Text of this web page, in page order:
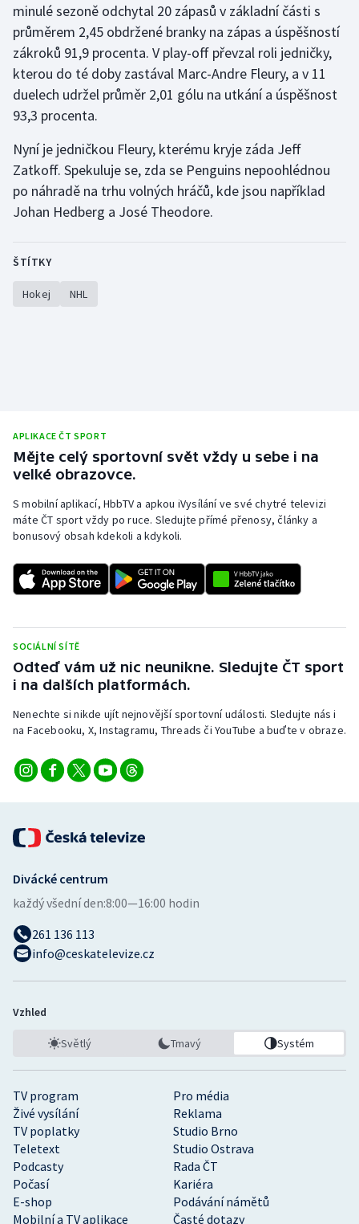
minulé sezoně odchytal 20 zápasů v základní části s
průměrem 2,45 obdržené branky na zápas a úspěšností
zákroků 91,9 procenta. V play-off převzal roli jedničky,
kterou do té doby zastával Marc-Andre Fleury, a v 11
duelech udržel průměr 2,01 gólu na utkání a úspěšnost
93,3 procenta.
Nyní je jedničkou Fleury, kterému kryje záda Jeff
Zatkoff. Spekuluje se, zda se Penguins nepoohlédnou
po náhradě na trhu volných hráčů, kde jsou například
Johan Hedberg a José Theodore.
ŠTÍTKY
Hokej NHL
APLIKACE ČT SPORT
Mějte celý sportovní svět vždy u sebe i na
velké obrazovce.
S mobilní aplikací, HbbTV a apkou iVysílání ve své chytré televizi
máte ČT sport vždy po ruce. Sledujte přímé přenosy, články a
bonusový obsah kdekoli a kdykoli.
SOCIÁLNÍ SÍTĚ
Odteď vám už nic neunikne. Sledujte ČT sport
i na dalších platformách.
Nenechte si nikde ujít nejnovější sportovní události. Sledujte nás i
na Facebooku, X, Instagramu, Threads či YouTube a buďte v obraze.
TV program
Pro média
Živé vysílání
Reklama
TV poplatky
Studio Brno
Teletext
Studio Ostrava
Podcasty
Rada ČT
Počasí
Kariéra
E-shop
Podávání námětů
Mobilní a TV aplikace
Časté dotazy
Divácké centrum
každý všední den:8:00—16:00 hodin
261 136 113
info@ceskatelevize.cz
Vzhled
Světlý Tmavý Systém